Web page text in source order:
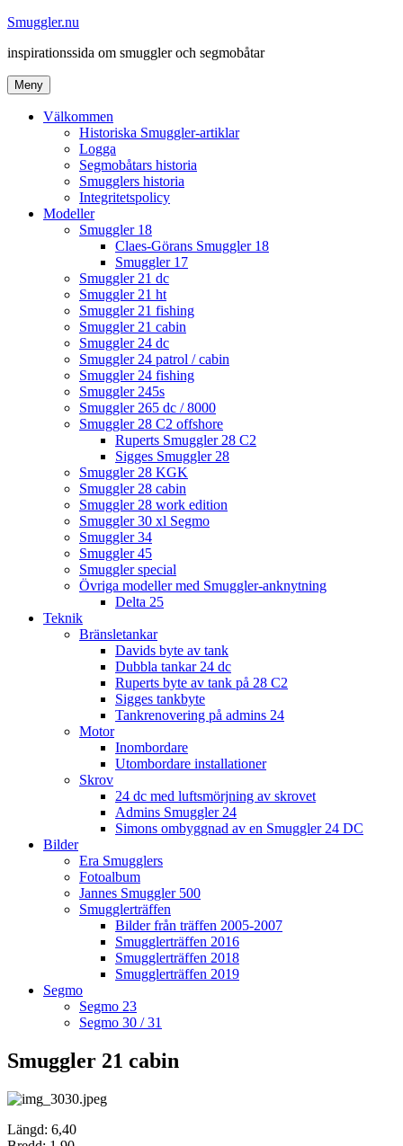
Hoppa
innehåll
Smuggler.nu
inspirationssida om smuggler och segmobåtar
Meny
Välkommen
Historiska Smuggler-artiklar
Logga
Segmobåtars historia
Smugglers historia
Integritetspolicy
Modeller
Smuggler 18
Claes-Görans Smuggler 18
Smuggler 17
Smuggler 21 dc
Smuggler 21 ht
Smuggler 21 fishing
Smuggler 21 cabin
Smuggler 24 dc
Smuggler 24 patrol / cabin
Smuggler 24 fishing
Smuggler 245s
Smuggler 265 dc / 8000
Smuggler 28 C2 offshore
Ruperts Smuggler 28 C2
Sigges Smuggler 28
Smuggler 28 KGK
Smuggler 28 cabin
Smuggler 28 work edition
Smuggler 30 xl Segmo
Smuggler 34
Smuggler 45
Smuggler special
Övriga modeller med Smuggler-anknytning
Delta 25
Teknik
Bränsletankar
Davids byte av tank
Dubbla tankar 24 dc
Ruperts byte av tank på 28 C2
Sigges tankbyte
Tankrenovering på admins 24
Motor
Inombordare
Utombordare installationer
Skrov
24 dc med luftsmörjning av skrovet
Admins Smuggler 24
Simons ombyggnad av en Smuggler 24 DC
Bilder
Era Smugglers
Fotoalbum
Jannes Smuggler 500
Smugglerträffen
Bilder från träffen 2005-2007
Smugglerträffen 2016
Smugglerträffen 2018
Smugglerträffen 2019
Segmo
Segmo 23
Segmo 30 / 31
Smuggler 21 cabin
Längd: 6,40